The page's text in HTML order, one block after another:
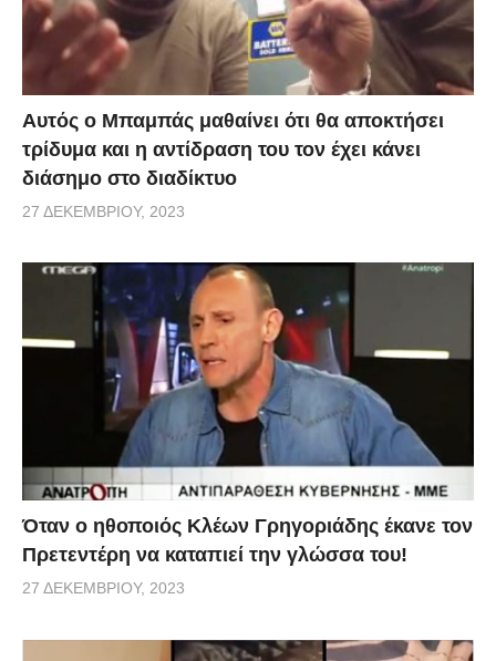
Αυτός ο Μπαμπάς μαθαίνει ότι θα αποκτήσει
τρίδυμα και η αντίδραση του τον έχει κάνει
διάσημο στο διαδίκτυο
27 ΔΕΚΕΜΒΡΊΟΥ, 2023
Όταν ο ηθοποιός Κλέων Γρηγοριάδης έκανε τον
Πρετεντέρη να καταπιεί την γλώσσα του!
27 ΔΕΚΕΜΒΡΊΟΥ, 2023